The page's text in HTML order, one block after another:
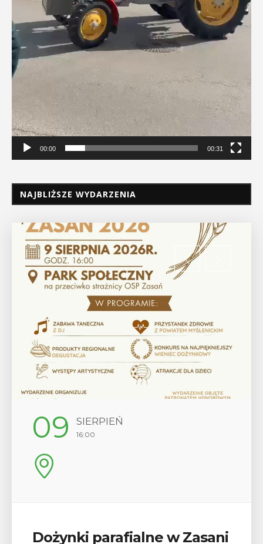
00:00 00:31
NAJBLIŻSZE WYDARZENIA
12 SIERPIEŃ
17:00
Wykład „Jak zdobyć